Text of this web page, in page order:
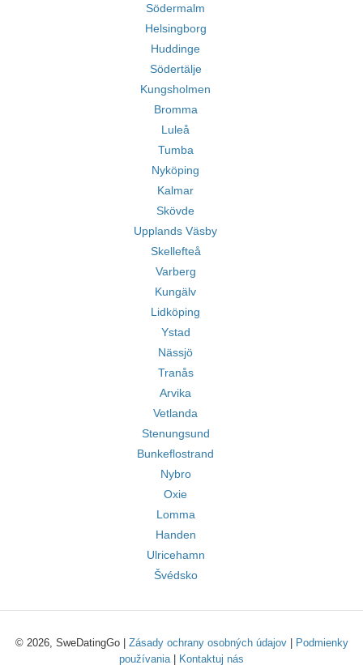
Södermalm
Helsingborg
Huddinge
Södertälje
Kungsholmen
Bromma
Luleå
Tumba
Nyköping
Kalmar
Skövde
Upplands Väsby
Skellefteå
Varberg
Kungälv
Lidköping
Ystad
Nässjö
Tranås
Arvika
Vetlanda
Stenungsund
Bunkeflostrand
Nybro
Oxie
Lomma
Handen
Ulricehamn
Švédsko
© 2026, SweDatingGo | Zásady ochrany osobných údajov|
Podmienky
používania| Kontaktuj nás